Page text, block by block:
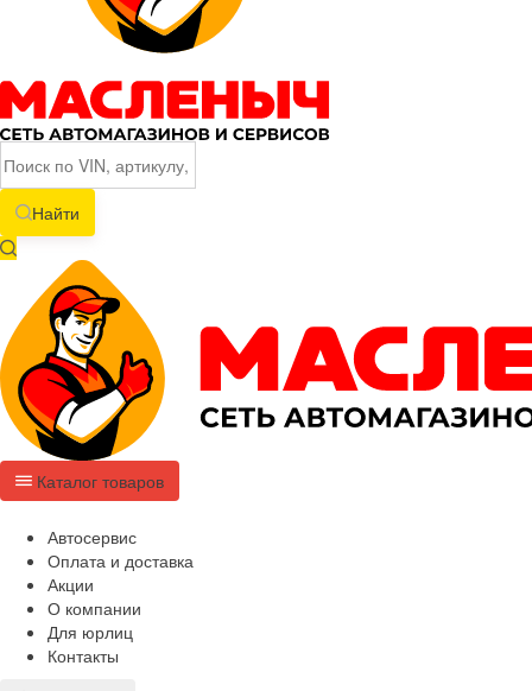
Найти
Каталог товаров
Автосервис
Оплата и доставка
Акции
О компании
Для юрлиц
Контакты